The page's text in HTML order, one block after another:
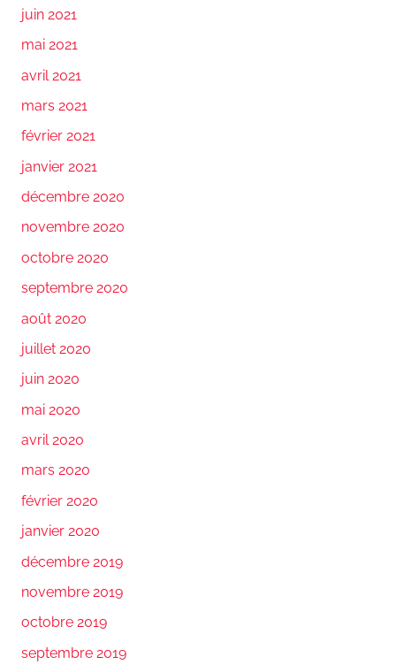
juin 2021
mai 2021
avril 2021
mars 2021
février 2021
janvier 2021
décembre 2020
novembre 2020
octobre 2020
septembre 2020
août 2020
juillet 2020
juin 2020
mai 2020
avril 2020
mars 2020
février 2020
janvier 2020
décembre 2019
novembre 2019
octobre 2019
septembre 2019